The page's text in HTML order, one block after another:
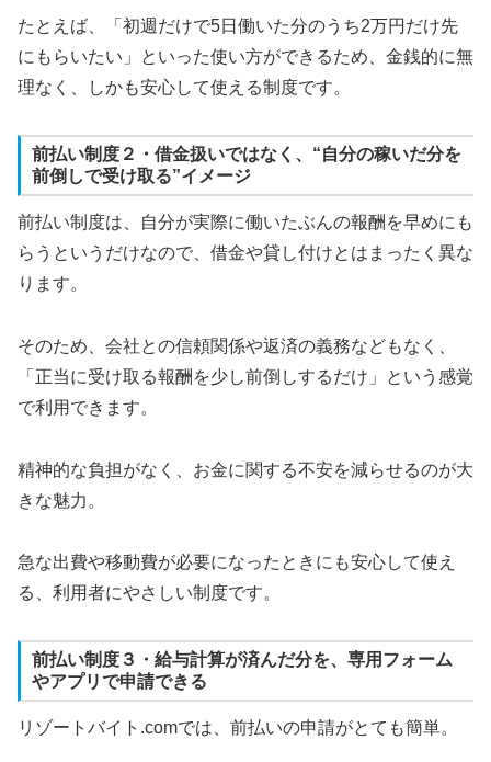
たとえば、「初週だけで5日働いた分のうち2万円だけ先
にもらいたい」といった使い方ができるため、金銭的に無
理なく、しかも安心して使える制度です。
前払い制度２・借金扱いではなく、“自分の稼いだ分を
前倒しで受け取る”イメージ
前払い制度は、自分が実際に働いたぶんの報酬を早めにも
らうというだけなので、借金や貸し付けとはまったく異な
ります。
そのため、会社との信頼関係や返済の義務などもなく、
「正当に受け取る報酬を少し前倒しするだけ」という感覚
で利用できます。
精神的な負担がなく、お金に関する不安を減らせるのが大
きな魅力。
急な出費や移動費が必要になったときにも安心して使え
る、利用者にやさしい制度です。
前払い制度３・給与計算が済んだ分を、専用フォーム
やアプリで申請できる
リゾートバイト.comでは、前払いの申請がとても簡単。